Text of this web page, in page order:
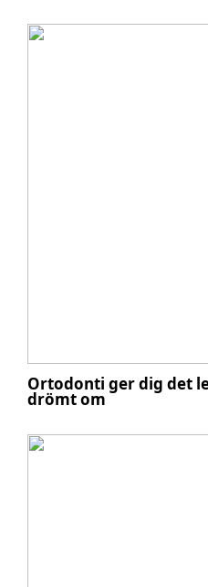
Ortodonti ger dig det
drömt om